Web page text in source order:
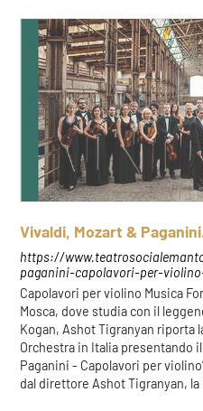
Vivaldi, Mozart &
https://
paganini-capolavori-per-
Capolavori per violino Musica
Mosca, dove studia con il
Kogan, Ashot Tigranyan riporta
Orchestra in Italia presentando
Paganini - Capolavori per
dal direttore Ashot Tigranyan, la